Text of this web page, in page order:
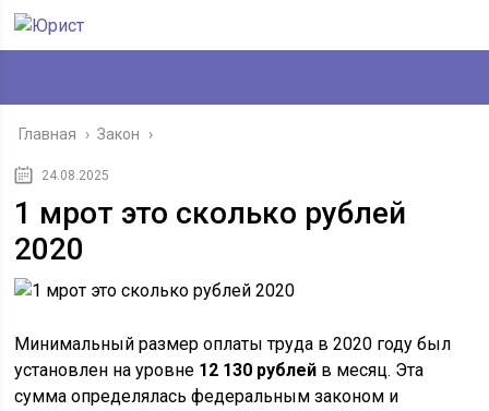
Главная › Закон ›
24.08.2025
1 мрот это сколько рублей
2020
Минимальный размер оплаты труда в 2020 году был
установлен на уровне 12 130 рублей в месяц. Эта
сумма определялась федеральным законом и